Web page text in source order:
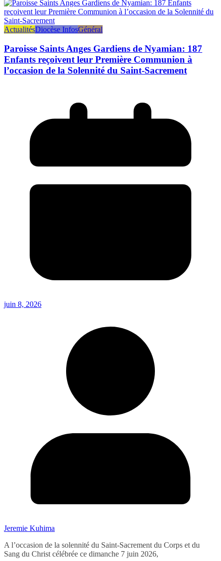
ActualitésDiocèse InfosGénéral
Paroisse Saints Anges Gardiens de Nyamian: 187
Enfants reçoivent leur Première Communion à
l’occasion de la Solennité du Saint-Sacrement
juin 8, 2026
Jeremie Kuhima
A l’occasion de la solennité du Saint-Sacrement du Corps et du
Sang du Christ célébrée ce dimanche 7 juin 2026,